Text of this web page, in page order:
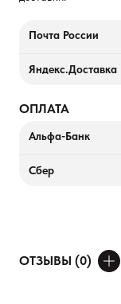
Почта России
Яндекс.Доставка
ОПЛАТА
Альфа-Банк
Сбер
ОТЗЫВЫ (0)